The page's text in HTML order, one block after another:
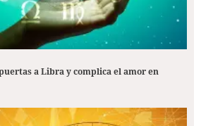
a Libra y complica el amor en